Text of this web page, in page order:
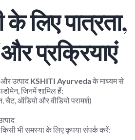
के लिए पात्रता,
प्रक्रियाएं
और उत्पाद KSHITI Ayurveda के माध्यम से
जिनमें शामिल हैं:
ऑडियो और वीडियो परामर्श)
भी समस्या के लिए कृपया संपर्क करें: